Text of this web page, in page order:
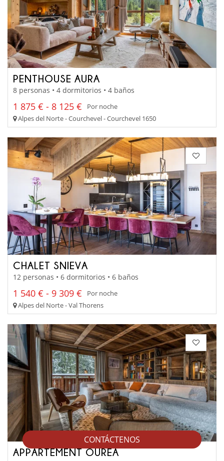
CONTÁCTENOS
PENTHOUSE AURA
8 personas • 4 dormitorios • 4 baños
1 875 € - 8 125 €
Por noche
Alpes del Norte - Courchevel - Courchevel 1650
CHALET SNIEVA
12 personas • 6 dormitorios • 6 baños
1 540 € - 9 309 €
Por noche
Alpes del Norte - Val Thorens
APPARTEMENT OUREA